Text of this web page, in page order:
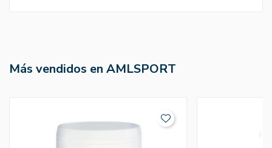
Más vendidos en AMLSPORT